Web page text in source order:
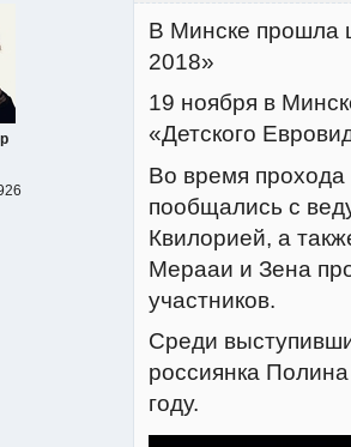
В Минске прошла
2018»
19 ноября в
«Детского
Во время прохода
пообщались с
Квилорией, а
Мерааи и Зена
участников.
Среди
россиянка
году.